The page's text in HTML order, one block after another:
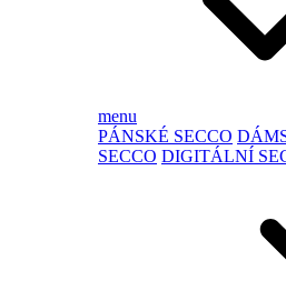
menu
PÁNSKÉ SECCO
SECCO DIGITÁLNÍ